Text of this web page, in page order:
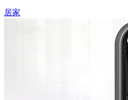
居家